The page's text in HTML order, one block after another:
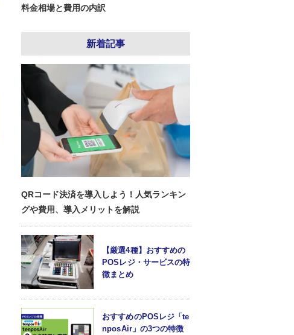
料金相場と費用の内訳
新着記事
QRコード決済を導入しよう！人気ランキン
グや費用、導入メリットを解説
【厳選4種】おすすめの
POSレジ・サービスの特
徴まとめ
おすすめのPOSレジ「te
nposAir」の3つの特徴